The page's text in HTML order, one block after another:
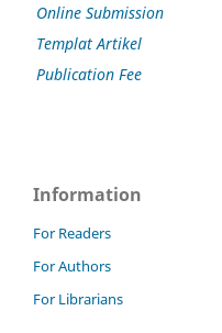
Online Submission
Templat Artikel
Publication Fee
Information
For Readers
For Authors
For Librarians